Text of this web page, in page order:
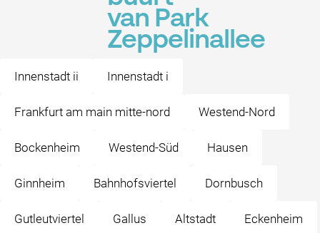
van Park
Zeppelinallee
Innenstadt ii Innenstadt i
Frankfurt am main mitte-nord Westend-Nord
Bockenheim Westend-Süd Hausen
Ginnheim Bahnhofsviertel Dornbusch
Gutleutviertel Gallus Altstadt Eckenheim